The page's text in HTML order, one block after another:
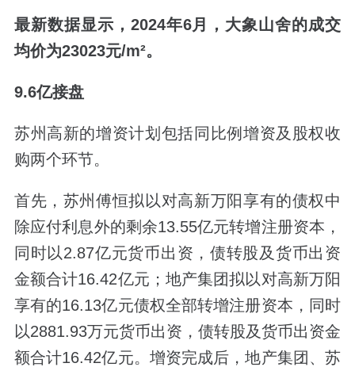
最新数据显示，2024年6月，大象山舍的成交
均价为23023元/m²。
9.6亿接盘
苏州高新的增资计划包括同比例增资及股权收
购两个环节。
首先，苏州傅恒拟以对高新万阳享有的债权中
除应付利息外的剩余13.55亿元转增注册资本，
同时以2.87亿元货币出资，债转股及货币出资
金额合计16.42亿元；地产集团拟以对高新万阳
享有的16.13亿元债权全部转增注册资本，同时
以2881.93万元货币出资，债转股及货币出资金
额合计16.42亿元。增资完成后，地产集团、苏